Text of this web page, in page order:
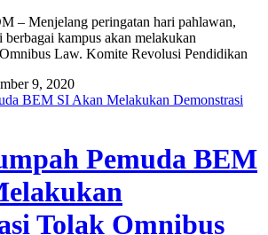
– Menjelang peringatan hari pahlawan,
berbagai kampus akan melakukan
Law. Komite Revolusi Pendidikan
9, 2020
BEM SI Akan Melakukan Demonstrasi
Pemuda BEM
Tolak Omnibus